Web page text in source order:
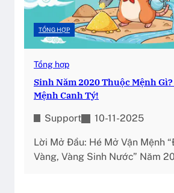
TỔNG HỢP
Tổng hợp
Sinh Năm 2020 Thuộc Mệnh
Mệnh Canh Tý!
Support 10-11-2025
Lời Mở Đầu: Hé Mở Vận Mệnh
Vàng, Vàng Sinh Nước” Năm